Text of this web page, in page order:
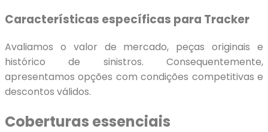
Características específicas para Tracker
Avaliamos o valor de mercado, peças originais e
histórico de sinistros. Consequentemente,
apresentamos opções com condições competitivas e
descontos válidos.
Coberturas essenciais